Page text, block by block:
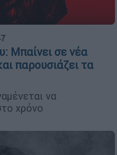
Mπαίνει σε νέα
παρουσιάζει τα
να
χρόνο